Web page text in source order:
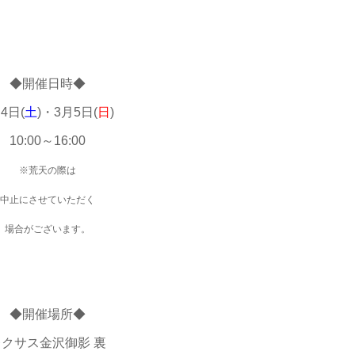
◆開催日時◆
日(土)・3月5日(日 )
10:00～16:00
※荒天の際は
中止にさせていただく
場合がございます。
◆開催場所◆
サス金沢御影 裏